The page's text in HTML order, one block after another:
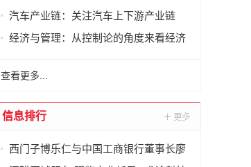
家及人才需求资讯
汽车产业链：关注汽车上下游产业链
经济与管理：从控制论的角度来看经济
查看更多...
信息排行
西门子博乐仁与中国工商银行董事长廖